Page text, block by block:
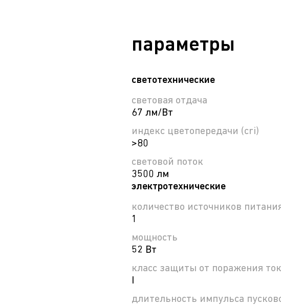
параметры
светотехнические
световая отдача
67 лм/Вт
индекс цветопередачи (cri)
>80
световой поток
3500 лм
электротехнические
количество источников
1
мощность
52 Вт
класс защиты от поражения
I
длительность импульса